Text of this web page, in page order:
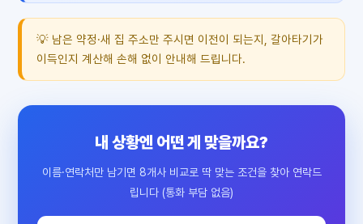
💡 남은 약정·새 집 주소만 주시면 이전이 되는지, 갈아타기가
이득인지 계산해 손해 없이 안내해 드립니다.
내 상황엔 어떤 게 맞을까요?
이름·연락처만 남기면 8개사 비교로 딱 맞는 조건을 찾아 연락드
립니다 (통화 부담 없음)